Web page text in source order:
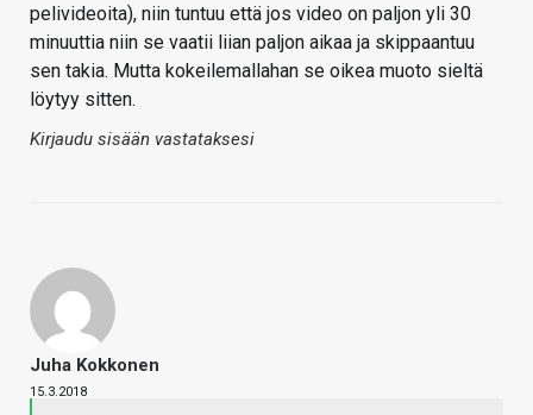
pelivideoita), niin tuntuu että jos video on paljon yli 30
minuuttia niin se vaatii liian paljon aikaa ja skippaantuu
sen takia. Mutta kokeilemallahan se oikea muoto sieltä
löytyy sitten.
Kirjaudu sisään vastataksesi
Juha Kokkonen
15.3.2018